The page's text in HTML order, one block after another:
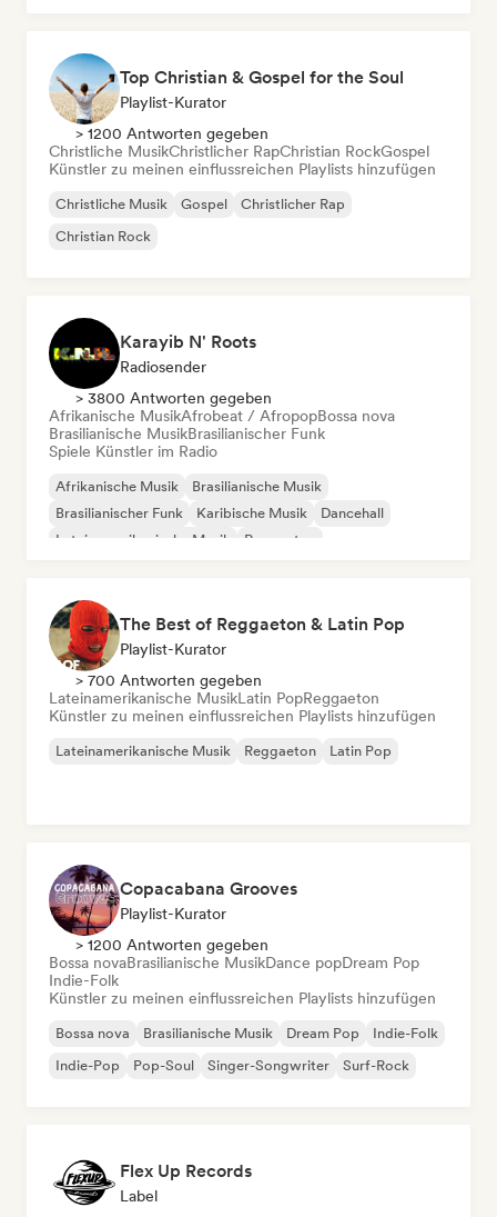
Top Christian & Gospel for the Soul
Playlist-Kurator
> 1200 Antworten gegeben
Christliche MusikChristlicher RapChristian RockGospel
Künstler zu meinen einflussreichen Playlists hinzufügen
Christliche Musik Gospel
Christlicher Rap
Christian Rock
Karayib N' Roots
Radiosender
> 3800 Antworten gegeben
Afrikanische MusikAfrobeat / AfropopBossa nova
Brasilianische MusikBrasilianischer Funk
Spiele Künstler im Radio
Afrikanische Musik
Brasilianische Musik
Brasilianischer Funk
Karibische Musik
Dancehall
Lateinamerikanische Musik
Reggaeton
The Best of Reggaeton & Latin Pop
Playlist-Kurator
> 700 Antworten gegeben
Lateinamerikanische MusikLatin PopReggaeton
Künstler zu meinen einflussreichen Playlists hinzufügen
Lateinamerikanische Musik Reggaeton Latin Pop
Copacabana Grooves
Playlist-Kurator
> 1200 Antworten gegeben
Bossa novaBrasilianische MusikDance popDream Pop
Indie-Folk
Künstler zu meinen einflussreichen Playlists hinzufügen
Bossa nova Brasilianische Musik Dream Pop
Indie-Folk
Indie-Pop
Pop-Soul Singer-Songwriter Surf-Rock
Flex Up Records
Label